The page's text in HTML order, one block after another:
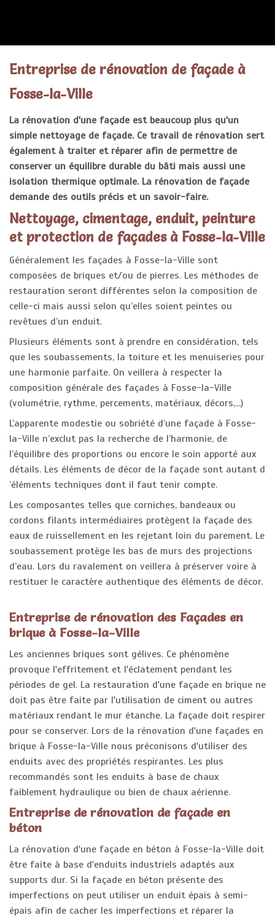
Entreprise de rénovation de façade à
Fosse-la-Ville
La rénovation d'une façade est beaucoup plus qu'un
simple nettoyage de façade. Ce travail de rénovation sert
également à traiter et réparer afin de permettre de
conserver un équilibre durable du bâti mais aussi une
isolation thermique optimale. La rénovation de façade
demande des outils précis et un savoir-faire.
Nettoyage, cimentage, enduit, peinture
et protection de façades à Fosse-la-Ville
Généralement les façades à Fosse-la-Ville sont
composées de briques et/ou de pierres. Les méthodes de
restauration seront différentes selon la composition de
celle-ci mais aussi selon qu’elles soient peintes ou
revêtues d’un enduit.
Plusieurs éléments sont à prendre en considération, tels
que les soubassements, la toiture et les menuiseries pour
une harmonie parfaite. On veillera à respecter la
composition générale des façades à Fosse-la-Ville
(volumétrie, rythme, percements, matériaux, décors,...)
L’apparente modestie ou sobriété d’une façade à Fosse-
la-Ville n’exclut pas la recherche de l’harmonie, de
l’équilibre des proportions ou encore le soin apporté aux
détails. Les éléments de décor de la façade sont autant d
’éléments techniques dont il faut tenir compte.
Les composantes telles que corniches, bandeaux ou
cordons filants intermédiaires protègent la façade des
eaux de ruissellement en les rejetant loin du parement. Le
soubassement protège les bas de murs des projections
d’eau. Lors du ravalement on veillera à préserver voire à
restituer le caractère authentique des éléments de décor.
Entreprise de rénovation des Façades en
brique à Fosse-la-Ville
Les anciennes briques sont gélives. Ce phénomène
provoque l'effritement et l'éclatement pendant les
périodes de gel. La restauration d'une façade en brique ne
doit pas être faite par l'utilisation de ciment ou autres
matériaux rendant le mur étanche. La façade doit respirer
pour se conserver. Lors de la rénovation d'une façades en
brique à Fosse-la-Ville nous préconisons d'utiliser des
enduits avec des propriétés respirantes. Les plus
recommandés sont les enduits à base de chaux
faiblement hydraulique ou bien de chaux aérienne.
Entreprise de rénovation de façade en
béton
La rénovation d'une façade en béton à Fosse-la-Ville doit
être faite à base d'enduits industriels adaptés aux
supports dur. Si la façade en béton présente des
imperfections on peut utiliser un enduit épais à semi-
épais afin de cacher les imperfections et réparer la